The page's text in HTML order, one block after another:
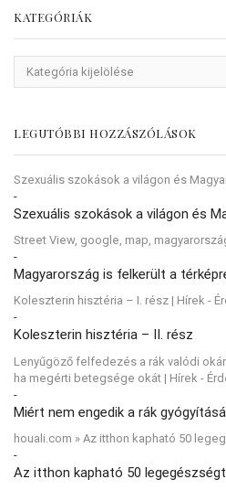
KATEGÓRIÁK
LEGUTÓBBI HOZZÁSZÓLÁSOK
Szexuális szokások a világon és
-
Szexuális szokások a világon és
Street View, google, map,
-
Magyarország is felkerült a
Koleszterin hisztéria – I. rész | Hírek -
-
Koleszterin hisztéria – II. rész
Lenyűgöző felfedezés a rák valódi
ha megérti betegsége okát | Hírek -
-
Miért nem engedik a rák
houali.com » Az itthon kapható 50
-
Az itthon kapható 50